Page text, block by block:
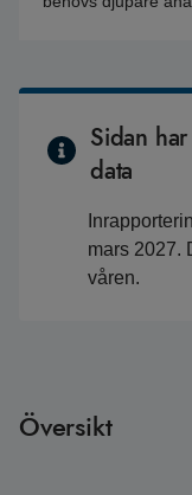
Sidan
data
mars 2027.
våren.
Översikt